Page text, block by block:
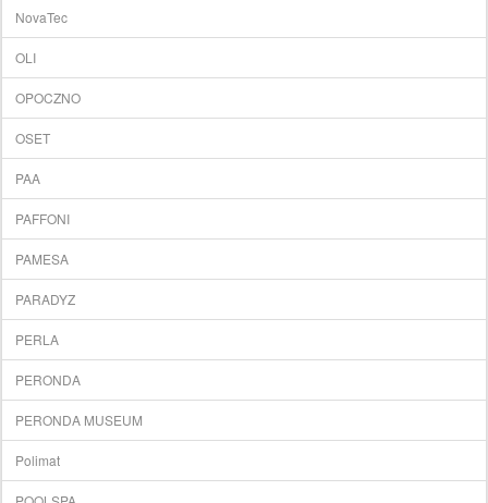
NovaTec
OLI
OPOCZNO
OSET
PAA
PAFFONI
PAMESA
PARADYZ
PERLA
PERONDA
PERONDA MUSEUM
Polimat